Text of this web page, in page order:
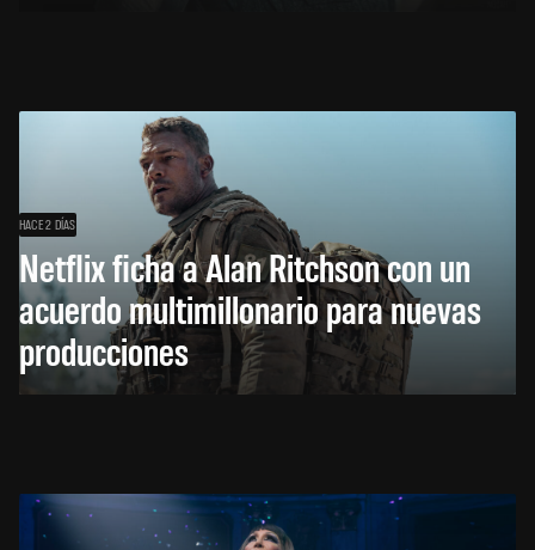
HACE 2 DÍAS
Netflix ficha a Alan Ritchson con un
acuerdo multimillonario para nuevas
producciones